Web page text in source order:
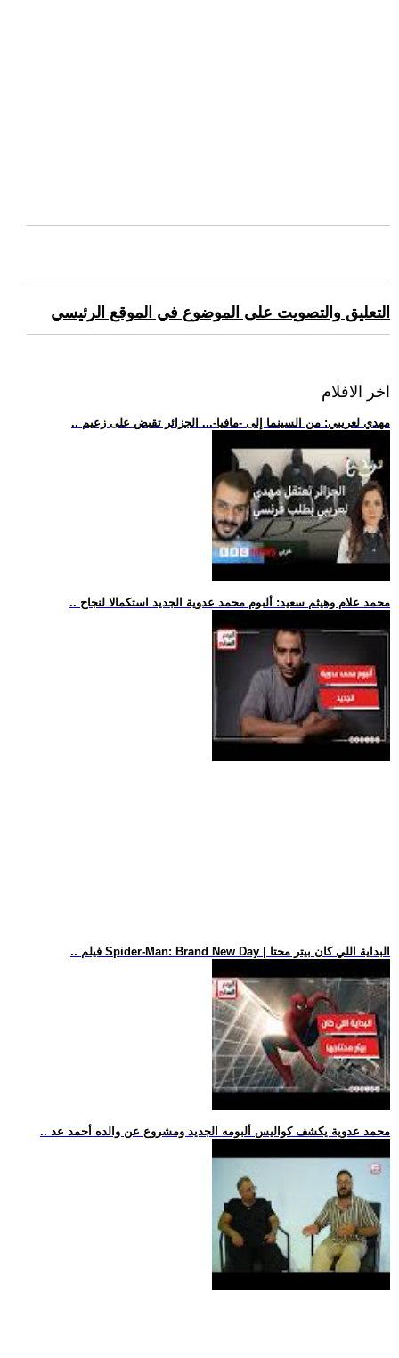
التعليق والتصويت على الموضوع في الموقع الرئيسي
اخر الافلام
.. مهدي لعريبي: من السينما إلى -مافيا-... الجزائر تقبض على زعيم
.. محمد علام وهيثم سعيد: ألبوم محمد عدوية الجديد استكمالا لنجاح
.. فيلم Spider-Man: Brand New Day | البداية اللي كان بيتر محتا
.. محمد عدوية يكشف كواليس ألبومه الجديد ومشروع عن والده أحمد عد